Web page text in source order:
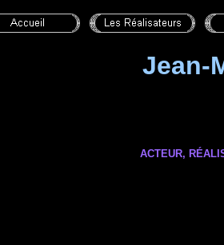
Jean-
ACTEUR,